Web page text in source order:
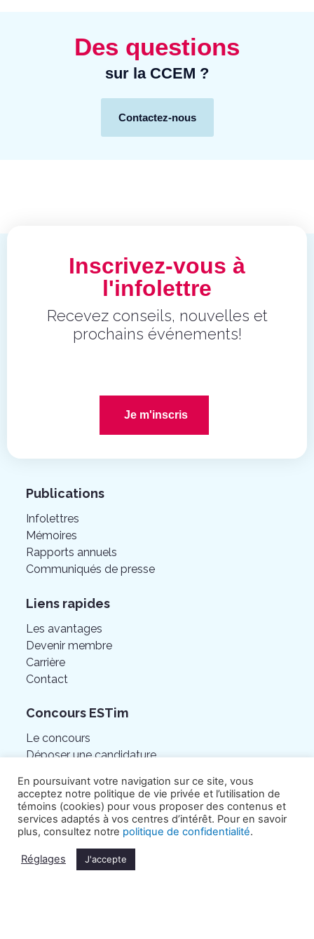
Des questions
sur la CCEM ?
Contactez-nous
Inscrivez-vous à
l'infolettre
Recevez conseils, nouvelles et
prochains événements!
Je m'inscris
Publications
Infolettres
Mémoires
Rapports annuels
Communiqués de presse
Liens rapides
Les avantages
Devenir membre
Carrière
Contact
Concours ESTim
Le concours
Déposer une candidature
Foire aux questions
En poursuivant votre navigation sur ce site, vous
acceptez notre politique de vie privée et l’utilisation de
témoins (cookies) pour vous proposer des contenus et
services adaptés à vos centres d’intérêt. Pour en savoir
plus, consultez notre politique de confidentialité.
Réglages J'accepte